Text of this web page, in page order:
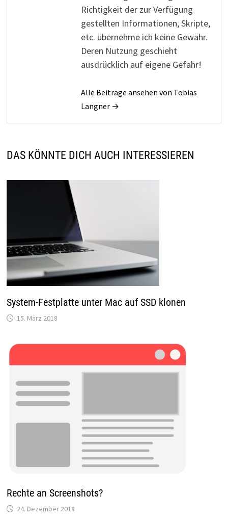
Richtigkeit der zur Verfügung
gestellten Informationen, Skripte,
etc. übernehme ich keine Gewähr.
Deren Nutzung geschieht
ausdrücklich auf eigene Gefahr!
Alle Beiträge ansehen von Tobias
Langner →
DAS KÖNNTE DICH AUCH INTERESSIEREN
System-Festplatte unter Mac auf SSD klonen
15. März 2018
Rechte an Screenshots?
24. Dezember 2018